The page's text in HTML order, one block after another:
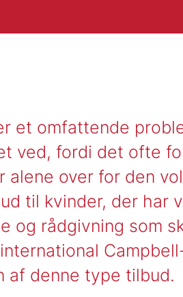
et omfattende
ved, fordi det ofte
alene over for den
til kvinder, der har
og rådgivning som
af denne type tilbud.